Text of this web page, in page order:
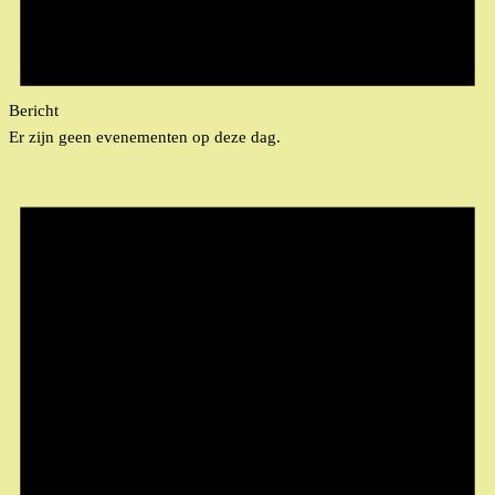
Bericht
Er zijn geen evenementen op deze dag.